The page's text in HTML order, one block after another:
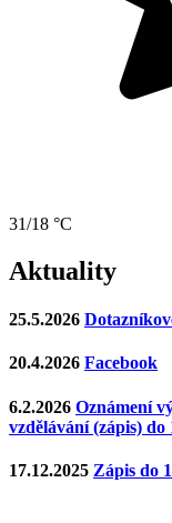
31/18 °C
Aktuality
25.5.2026
20.4.2026 Facebook
6.2.2026 Oznámení
vzdělávání (zápis)
17.12.2025 Zápis do